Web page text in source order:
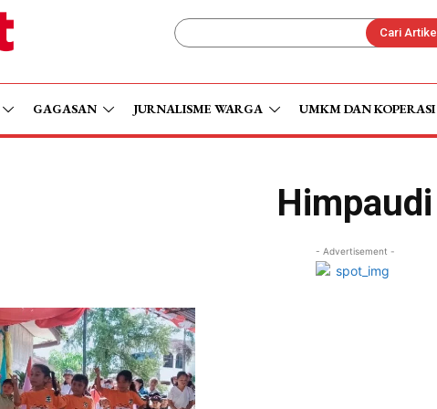
Cari Artikel
GAGASAN JURNALISME WARGA UMKM DAN KOPERASI
Himpaudi
- Advertisement -